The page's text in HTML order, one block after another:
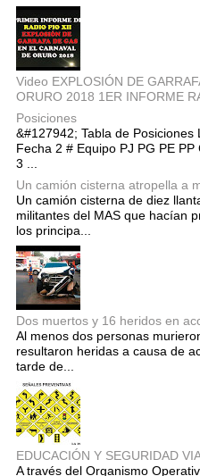
Video EXPLOSIÓN DE
ORURO 2018 1ER INFORME
Posiciones
&#127942; Tabla de Posiciones
Fecha 2 # Equipo PJ PG PE
3 ...
Un camión cisterna atropella a
Un camión cisterna de diez
militantes del MAS que hacían
los principa...
Dos muertos y 16 heridos en
Al menos dos personas
resultaron heridas a causa de
tarde de...
EDUCACIÓN Y SEGURIDAD
A través del Organismo